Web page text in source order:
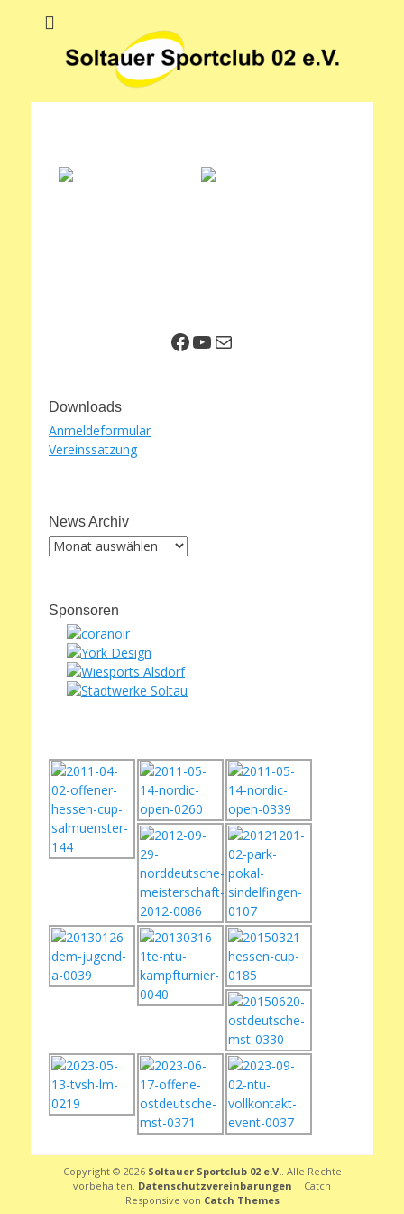
02 e.V.
Soltauer Sportclub 02 e.V.
Facebook
YouTube
E-Mail
Downloads
Anmeldeformular
Vereinssatzung
News Archiv
News
Sponsoren
Copyright © 2026 Soltauer Sportclub 02 e.V.. Alle Rechte
vorbehalten. Datenschutzvereinbarungen | Catch
Responsive von Catch Themes